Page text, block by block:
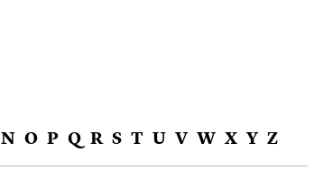
N O P Q R S T U V W X Y Z